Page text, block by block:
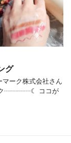
グ
ーク株式会社さん
ク┈┈┈┈☾ ココが